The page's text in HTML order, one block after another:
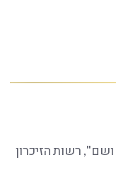
רשות הזיכרון